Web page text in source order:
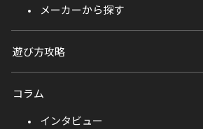
メーカーから探す
遊び方攻略
コラム
インタビュー